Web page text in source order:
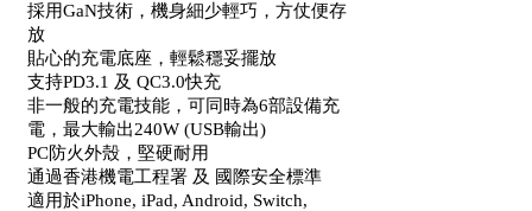
採用GaN技術，機身細少輕巧，方仗便存
放
貼心的充電底座，輕鬆穩妥擺放
支持PD3.1 及 QC3.0快充
非一般的充電技能，可同時為6部設備充
電，最大輸出240W (USB輸出)
PC防火外殼，堅硬耐用
通過香港機電工程署 及 國際安全標準
適用於iPhone, iPad, Android, Switch,